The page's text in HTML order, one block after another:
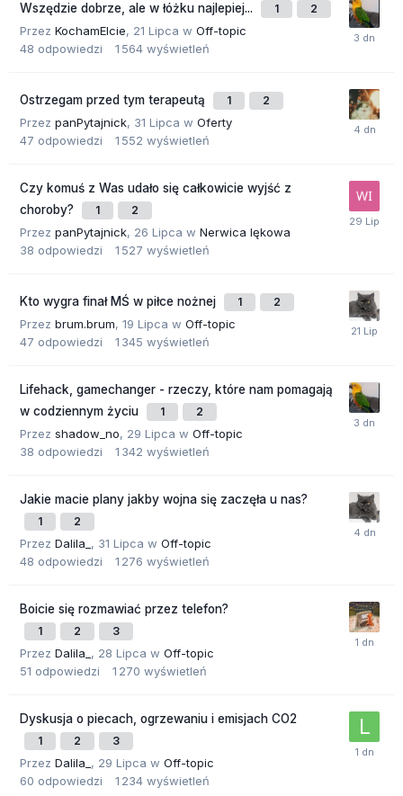
Wszędzie dobrze, ale w łóżku najlepiej... 1 2
Przez KochamElcie, 21 Lipca w Off-topic
48 odpowiedzi 1 564 wyświetleń
Ostrzegam przed tym terapeutą 1 2
Przez panPytajnick, 31 Lipca w Oferty
47 odpowiedzi 1 552 wyświetleń
Czy komuś z Was udało się całkowicie wyjść z
choroby?
1 2
Przez panPytajnick, 26 Lipca w Nerwica lękowa
38 odpowiedzi 1 527 wyświetleń
Kto wygra finał MŚ w piłce nożnej 1 2
Przez brum.brum, 19 Lipca w Off-topic
47 odpowiedzi 1 345 wyświetleń
Lifehack, gamechanger - rzeczy, które nam pomagają
w codziennym życiu
1 2
Przez shadow_no, 29 Lipca w Off-topic
38 odpowiedzi 1 342 wyświetleń
Jakie macie plany jakby wojna się zaczęła u nas?
1 2
Przez Dalila_ , 31 Lipca w Off-topic
48 odpowiedzi 1 276 wyświetleń
Boicie się rozmawiać przez telefon?
1 2 3
Przez Dalila_ , 28 Lipca w Off-topic
51 odpowiedzi 1 270 wyświetleń
Dyskusja o piecach, ogrzewaniu i emisjach CO2
1 2 3
Przez Dalila_ , 29 Lipca w Off-topic
60 odpowiedzi 1 234 wyświetleń